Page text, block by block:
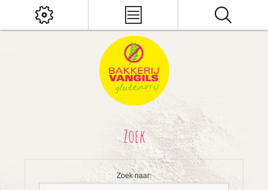
Zoek
Zoek naar: